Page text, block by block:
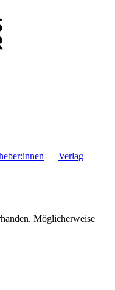
Verlag
Möglicherweise